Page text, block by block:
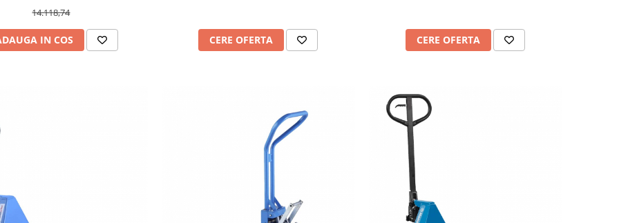
14.118,74
IN COS CERE OFERTA CERE OFERTA